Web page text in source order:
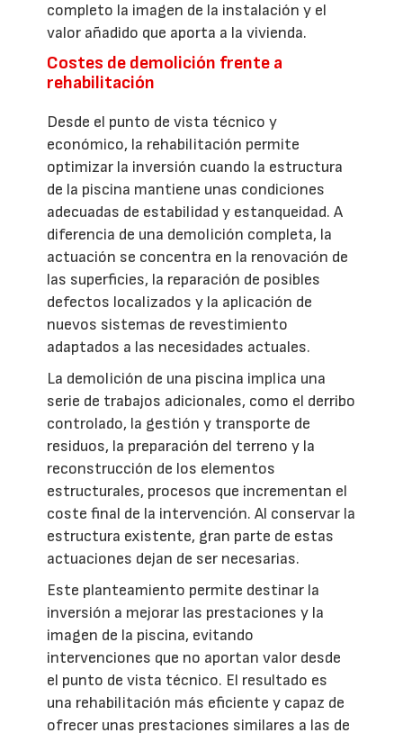
completo la imagen de la instalación y el
valor añadido que aporta a la vivienda.
Costes de demolición frente a
rehabilitación
Desde el punto de vista técnico y
económico, la rehabilitación permite
optimizar la inversión cuando la estructura
de la piscina mantiene unas condiciones
adecuadas de estabilidad y estanqueidad. A
diferencia de una demolición completa, la
actuación se concentra en la renovación de
las superficies, la reparación de posibles
defectos localizados y la aplicación de
nuevos sistemas de revestimiento
adaptados a las necesidades actuales.
La demolición de una piscina implica una
serie de trabajos adicionales, como el derribo
controlado, la gestión y transporte de
residuos, la preparación del terreno y la
reconstrucción de los elementos
estructurales, procesos que incrementan el
coste final de la intervención. Al conservar la
estructura existente, gran parte de estas
actuaciones dejan de ser necesarias.
Este planteamiento permite destinar la
inversión a mejorar las prestaciones y la
imagen de la piscina, evitando
intervenciones que no aportan valor desde
el punto de vista técnico. El resultado es
una rehabilitación más eficiente y capaz de
ofrecer unas prestaciones similares a las de